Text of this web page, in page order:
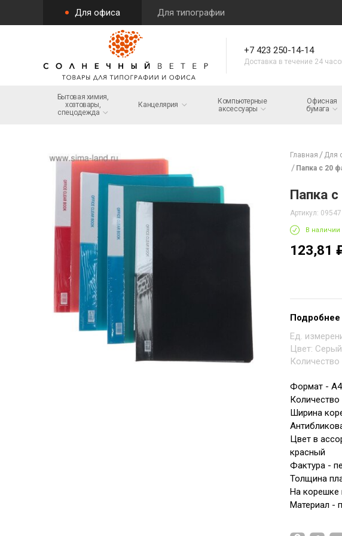
Для офиса Для типографии
+7 423 250-14-14
Доставка в течение 24
Бытовая химия,
хозтовары,
спецодежда
Канцелярия
Компьютерные
аксессуары
Офисная
бумага
Главная Для
Папка с 20
Папка
Артикул: 09547
В наличии
123,81
Подробнее
Ед.
Цвет: Серый
Формат - А4
Ширина
Цвет в
красный
Фактура -
Толщина
На корешке
Материал -